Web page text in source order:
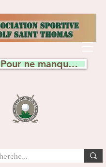
Pour ne manquer